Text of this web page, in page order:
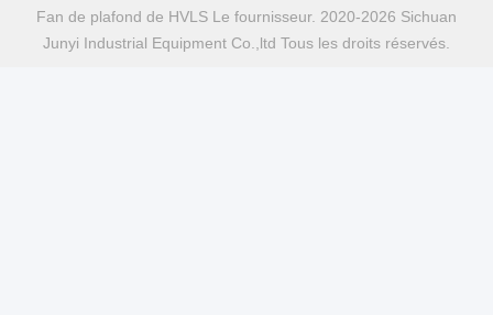
Fan de plafond de HVLS Le fournisseur. 2020-2026 Sichuan
Junyi Industrial Equipment Co.,ltd Tous les droits réservés.